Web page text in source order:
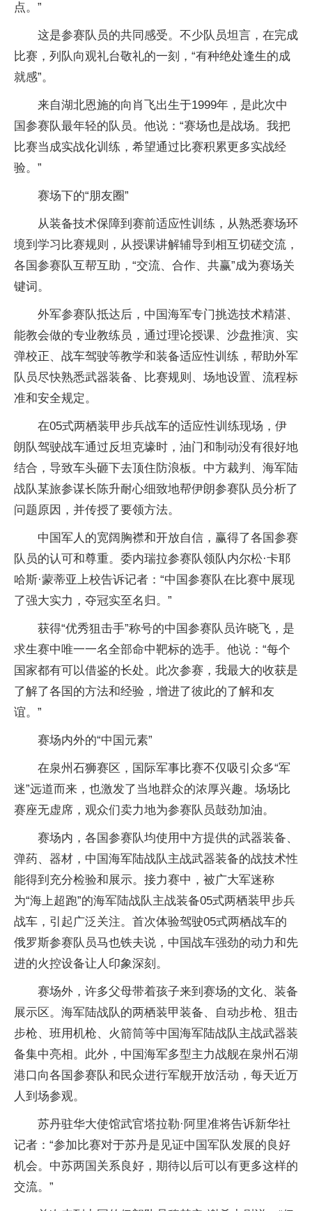
点。”
这是参赛队员的共同感受。不少队员坦言，在完成
比赛，列队向观礼台敬礼的一刻，“有种绝处逢生的成
就感”。
来自湖北恩施的向肖飞出生于1999年，是此次中
国参赛队最年轻的队员。他说：“赛场也是战场。我把
比赛当成实战化训练，希望通过比赛积累更多实战经
验。”
赛场下的“朋友圈”
从装备技术保障到赛前适应性训练，从熟悉赛场环
境到学习比赛规则，从授课讲解辅导到相互切磋交流，
各国参赛队互帮互助，“交流、合作、共赢”成为赛场关
键词。
外军参赛队抵达后，中国海军专门挑选技术精湛、
能教会做的专业教练员，通过理论授课、沙盘推演、实
弹校正、战车驾驶等教学和装备适应性训练，帮助外军
队员尽快熟悉武器装备、比赛规则、场地设置、流程标
准和安全规定。
在05式两栖装甲步兵战车的适应性训练现场，伊
朗队驾驶战车通过反坦克壕时，油门和制动没有很好地
结合，导致车头砸下去顶住防浪板。中方裁判、海军陆
战队某旅参谋长陈升耐心细致地帮伊朗参赛队员分析了
问题原因，并传授了要领方法。
中国军人的宽阔胸襟和开放自信，赢得了各国参赛
队员的认可和尊重。委内瑞拉参赛队领队内尔松·卡耶
哈斯·蒙蒂亚上校告诉记者：“中国参赛队在比赛中展现
了强大实力，夺冠实至名归。”
获得“优秀狙击手”称号的中国参赛队员许晓飞，是
求生赛中唯一一名全部命中靶标的选手。他说：“每个
国家都有可以借鉴的长处。此次参赛，我最大的收获是
了解了各国的方法和经验，增进了彼此的了解和友
谊。”
赛场内外的“中国元素”
在泉州石狮赛区，国际军事比赛不仅吸引众多“军
迷”远道而来，也激发了当地群众的浓厚兴趣。场场比
赛座无虚席，观众们卖力地为参赛队员鼓劲加油。
赛场内，各国参赛队均使用中方提供的武器装备、
弹药、器材，中国海军陆战队主战武器装备的战技术性
能得到充分检验和展示。接力赛中，被广大军迷称
为“海上超跑”的海军陆战队主战装备05式两栖装甲步兵
战车，引起广泛关注。首次体验驾驶05式两栖战车的
俄罗斯参赛队员马也铁夫说，中国战车强劲的动力和先
进的火控设备让人印象深刻。
赛场外，许多父母带着孩子来到赛场的文化、装备
展示区。海军陆战队的两栖装甲装备、自动步枪、狙击
步枪、班用机枪、火箭筒等中国海军陆战队主战武器装
备集中亮相。此外，中国海军多型主力战舰在泉州石湖
港口向各国参赛队和民众进行军舰开放活动，每天近万
人到场参观。
苏丹驻华大使馆武官塔拉勒·阿里准将告诉新华社
记者：“参加比赛对于苏丹是见证中国军队发展的良好
机会。中苏两国关系良好，期待以后可以有更多这样的
交流。”